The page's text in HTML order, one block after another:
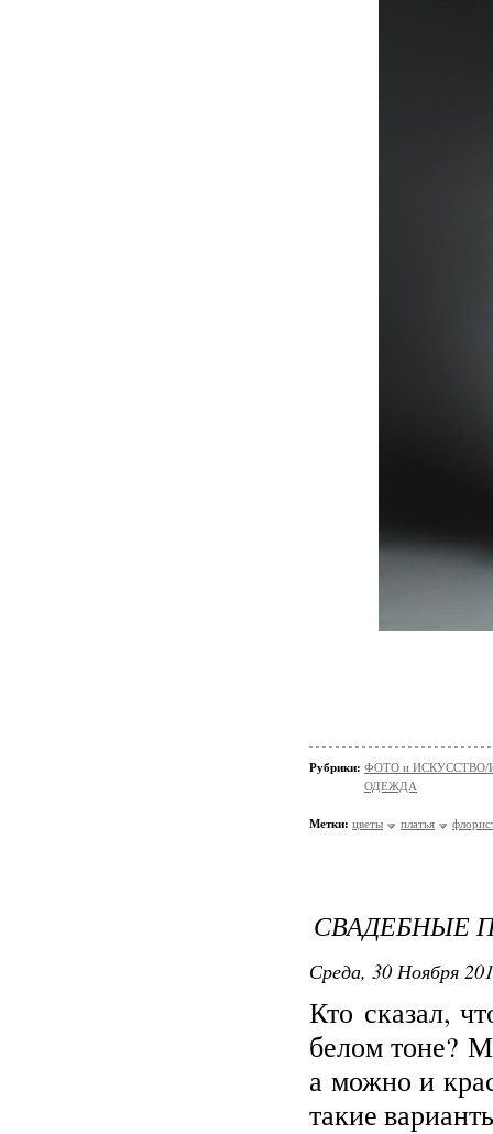
Рубрики: ФОТО и ИСКУССТВО/
ОДЕЖДА
Метки: цветы платья
СВАДЕБНЫЕ
Среда, 30 Ноября
Кто сказал,
белом тоне?
а можно и
такие